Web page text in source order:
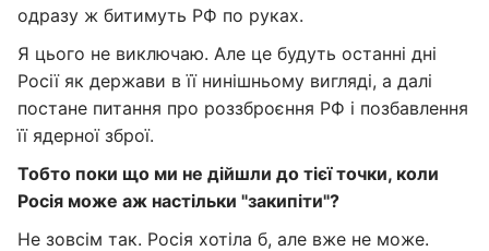
одразу ж битимуть РФ по руках.
Я цього не виключаю. Але це будуть останні дні
Росії як держави в її нинішньому вигляді, а далі
постане питання про роззброєння РФ і позбавлення
її ядерної зброї.
Тобто поки що ми не дійшли до тієї точки, коли
Росія може аж настільки "закипіти"?
Не зовсім так. Росія хотіла б, але вже не може.